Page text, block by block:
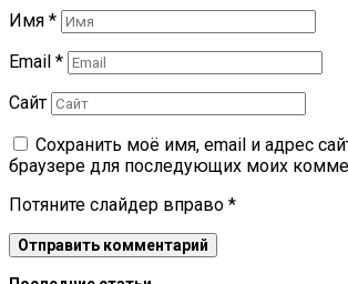
Имя *
Email *
Сайт
Сохранить моё имя, email и адрес
браузере для последующих моих
Потяните слайдер вправо *